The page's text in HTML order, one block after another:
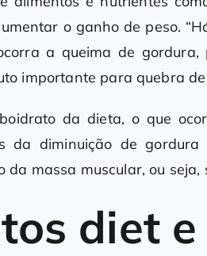
o ganho de peso.
a queima de gordura,
importante para quebra
da dieta, o que
da diminuição de
massa muscular, ou seja,
diet